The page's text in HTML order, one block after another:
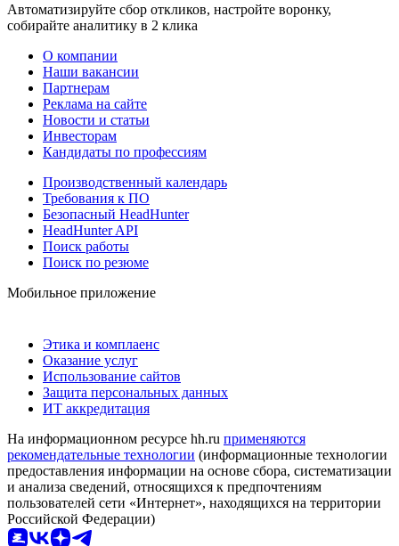
Автоматизируйте сбор откликов, настройте воронку,
собирайте аналитику в 2 клика
О компании
Наши вакансии
Партнерам
Реклама на сайте
Новости и статьи
Инвесторам
Кандидаты по профессиям
Производственный календарь
Требования к ПО
Безопасный HeadHunter
HeadHunter API
Поиск работы
Поиск по резюме
Мобильное приложение
Этика и комплаенс
Оказание услуг
Использование сайтов
Защита персональных данных
ИТ аккредитация
На информационном ресурсе hh.ru применяются
рекомендательные технологии (информационные технологии
предоставления информации на основе сбора, систематизации
и анализа сведений, относящихся к предпочтениям
пользователей сети «Интернет», находящихся на территории
Российской Федерации)